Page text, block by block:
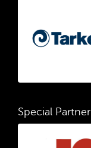
Special Partner